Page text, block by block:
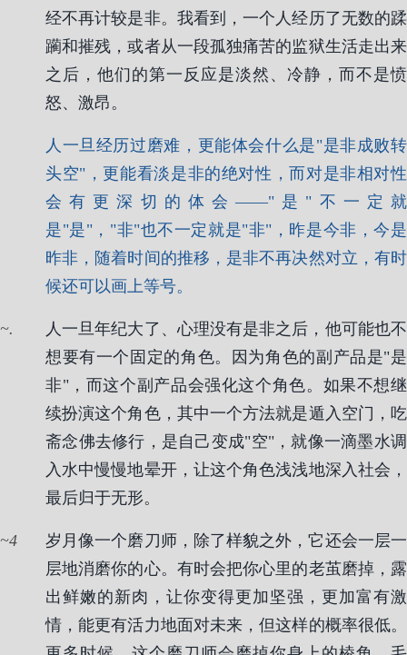
经不再计较是非。我看到，一个人经历了无数的蹂
躏和摧残，或者从一段孤独痛苦的监狱生活走出来
之后，他们的第一反应是淡然、冷静，而不是愤
怒、激昂。
人一旦经历过磨难，更能体会什么是"是非成败转
头空"，更能看淡是非的绝对性，而对是非相对性
会有更深切的体会——"是"不一定就
是"是"，"非"也不一定就是"非"，昨是今非，今是
昨非，随着时间的推移，是非不再决然对立，有时
候还可以画上等号。
.
人一旦年纪大了、心理没有是非之后，他可能也不
想要有一个固定的角色。因为角色的副产品是"是
非"，而这个副产品会强化这个角色。如果不想继
续扮演这个角色，其中一个方法就是遁入空门，吃
斋念佛去修行，是自己变成"空"，就像一滴墨水调
入水中慢慢地晕开，让这个角色浅浅地深入社会，
最后归于无形。
4
岁月像一个磨刀师，除了样貌之外，它还会一层一
层地消磨你的心。有时会把你心里的老茧磨掉，露
出鲜嫩的新肉，让你变得更加坚强，更加富有激
情，能更有活力地面对未来，但这样的概率很低。